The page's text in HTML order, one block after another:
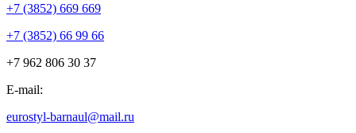
+7 (3852) 669 669
+7 (3852) 66 99 66
+7 962 806 30 37
E-mail:
eurostyl-barnaul@mail.ru